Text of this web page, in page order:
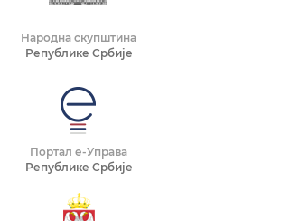
Народна скупштина
Републике Србије
Портал е-Управа
Републике Србије